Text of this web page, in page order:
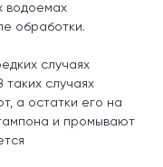
водоемах
обработки.
случаях
случаях
а остатки его на
и промывают